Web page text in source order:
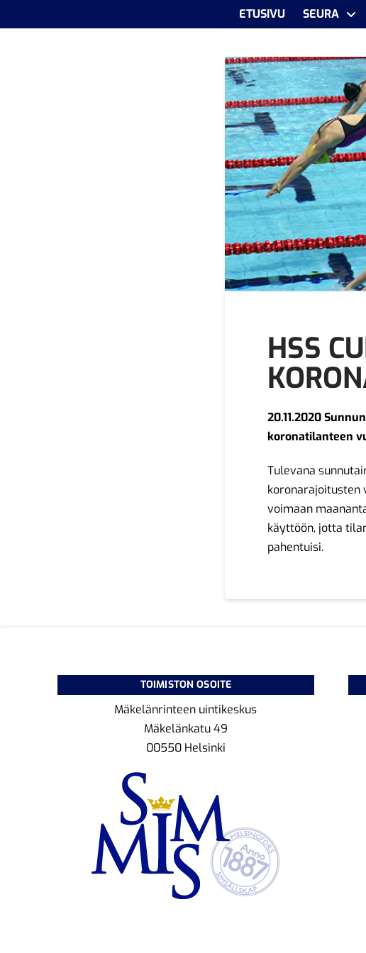
ETUSIVU SEURA
HSS
20.11.2020
koronatilanteen
Tulevana
koronarajoitusten
voimaan
käyttöön, jotta
pahentuisi.
TOIMISTON OSOITE
Mäkelänrinteen uintikeskus
Mäkelänkatu 49
00550 Helsinki